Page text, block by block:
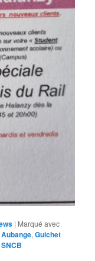
| Marqué avec
Aubange,Guichet
SNCB